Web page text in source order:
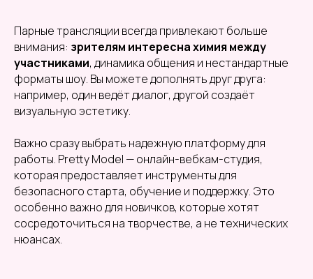
Парные трансляции всегда привлекают больше
внимания: зрителям интересна химия между
участниками, динамика общения и нестандартные
форматы шоу. Вы можете дополнять друг друга:
например, один ведёт диалог, другой создаёт
визуальную эстетику.
Важно сразу выбрать надежную платформу для
работы. Pretty Model — онлайн-вебкам-студия,
которая предоставляет инструменты для
безопасного старта, обучение и поддержку. Это
особенно важно для новичков, которые хотят
сосредоточиться на творчестве, а не технических
нюансах.